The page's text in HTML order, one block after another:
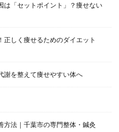
は「セットポイント」？痩せない
正しく痩せるためのダイエット
謝を整えて痩せやすい体へ
方法｜千葉市の専門整体・鍼灸